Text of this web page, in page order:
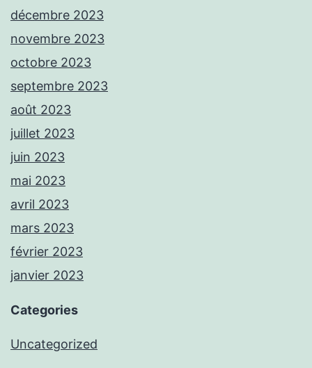
décembre 2023
novembre 2023
octobre 2023
septembre 2023
août 2023
juillet 2023
juin 2023
mai 2023
avril 2023
mars 2023
février 2023
janvier 2023
Categories
Uncategorized